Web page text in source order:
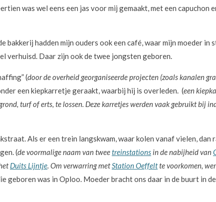
was wel eens een jas voor mij gemaakt, met een capuchon
bakkerij hadden mijn ouders ook een café, waar mijn moeder in
verhuisd. Daar zijn ook de twee jongsten geboren.
(door de overheid georganiseerde projecten (zoals kanalen
een kiepkarretje geraakt, waarbij hij is overleden. (een
turf of erts, te lossen. Deze karretjes werden vaak gebruikt bij
Als er een trein langskwam, waar kolen vanaf vielen, dan
(de voormalige naam van tweetreinstations in de nabijheid van
Duits Lijntje. Om verwarring metStation Oeffeltte voorkomen,
geboren was in Oploo. Moeder bracht ons daar in de buurt in